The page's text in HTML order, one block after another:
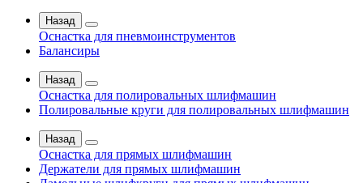
Назад
Оснастка для пневмоинструментов
Балансиры
Назад
Оснастка для полировальных шлифмашин
Полировальные круги для полировальных шлифмашин
Назад
Оснастка для прямых шлифмашин
Держатели для прямых шлифмашин